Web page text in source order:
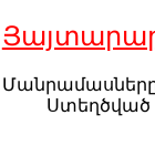
Ստեղծված